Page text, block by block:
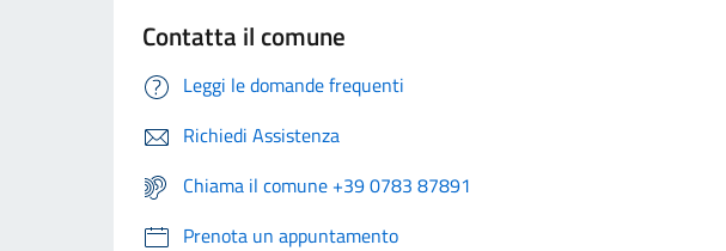
Contatta il comune
Leggi le domande frequenti
Richiedi Assistenza
Chiama il comune +39 0783 87891
Prenota un appuntamento